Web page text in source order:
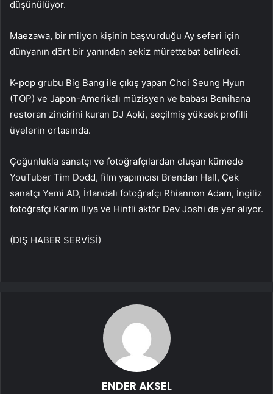
düşünülüyor.
Maezawa, bir milyon kişinin başvurduğu Ay seferi için
dünyanın dört bir yanından sekiz mürettebat belirledi.
K-pop grubu Big Bang ile çıkış yapan Choi Seung Hyun
(TOP) ve Japon-Amerikalı müzisyen ve babası Benihana
restoran zincirini kuran DJ Aoki, seçilmiş yüksek profilli
üyelerin ortasında.
Çoğunlukla sanatçı ve fotoğrafçılardan oluşan kümede
YouTuber Tim Dodd, film yapımcısı Brendan Hall, Çek
sanatçı Yemi AD, İrlandalı fotoğrafçı Rhiannon Adam, İngiliz
fotoğrafçı Karim Iliya ve Hintli aktör Dev Joshi de yer alıyor.
(DIŞ HABER SERVİSİ)
ENDER AKSEL